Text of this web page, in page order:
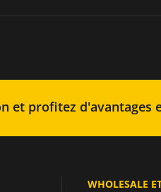
et profitez d'avantages
WHOLESALE